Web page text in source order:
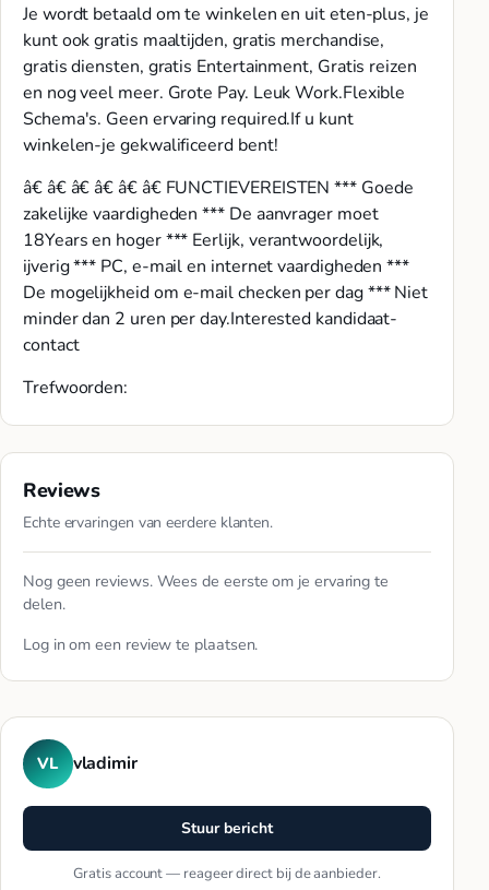
Je wordt betaald om te winkelen en uit eten-plus, je
kunt ook gratis maaltijden, gratis merchandise,
gratis diensten, gratis Entertainment, Gratis reizen
en nog veel meer. Grote Pay. Leuk Work.Flexible
Schema's. Geen ervaring required.If u kunt
winkelen-je gekwalificeerd bent!
â€ â€ â€ â€ â€ â€ FUNCTIEVEREISTEN *** Goede
zakelijke vaardigheden *** De aanvrager moet
18Years en hoger *** Eerlijk, verantwoordelijk,
ijverig *** PC, e-mail en internet vaardigheden ***
De mogelijkheid om e-mail checken per dag *** Niet
minder dan 2 uren per day.Interested kandidaat-
contact
Trefwoorden:
Reviews
Echte ervaringen van eerdere klanten.
Nog geen reviews. Wees de eerste om je ervaring te
delen.
Log in om een review te plaatsen.
VL vladimir
Stuur bericht
Gratis account — reageer direct bij de aanbieder.